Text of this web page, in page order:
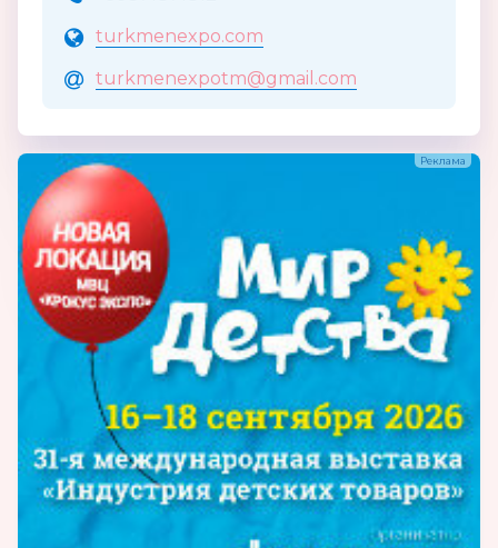
turkmenexpo.com
turkmenexpotm@gmail.com